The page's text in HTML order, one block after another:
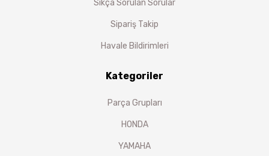
Sıkça Sorulan Sorular
Sipariş Takip
Havale Bildirimleri
Kategoriler
Parça Grupları
HONDA
YAMAHA